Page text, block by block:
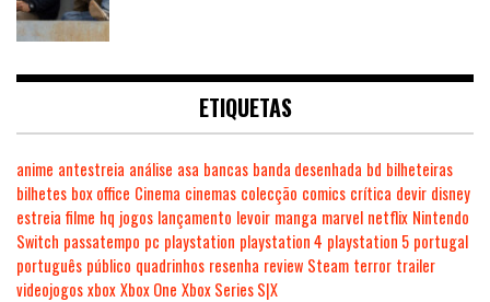
ETIQUETAS
anime antestreia análise asa bancas banda desenhada bd bilheteiras
bilhetes box office Cinema cinemas colecção comics crítica devir disney
estreia filme hq jogos lançamento levoir manga marvel netflix Nintendo
Switch passatempo pc playstation playstation 4 playstation 5 portugal
português público quadrinhos resenha review Steam terror trailer
videojogosxboxXbox One Xbox Series S|X